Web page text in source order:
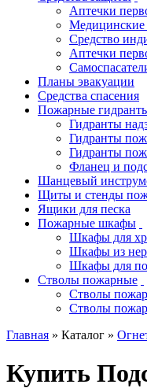
Аптечки
Медицинские
Средство
Аптечки
Планы эвакуации
Средства спасения
Пожарные
Гидранты
Гидранты
Гидранты
Фланец и
Шанцевый
Щиты и стенды
Ящики для песка
Пожарные шкафы
Шкафы для
Шкафы из
Шкафы для
Стволы пожарные
Стволы
Стволы
Главная » Каталог »
Купить